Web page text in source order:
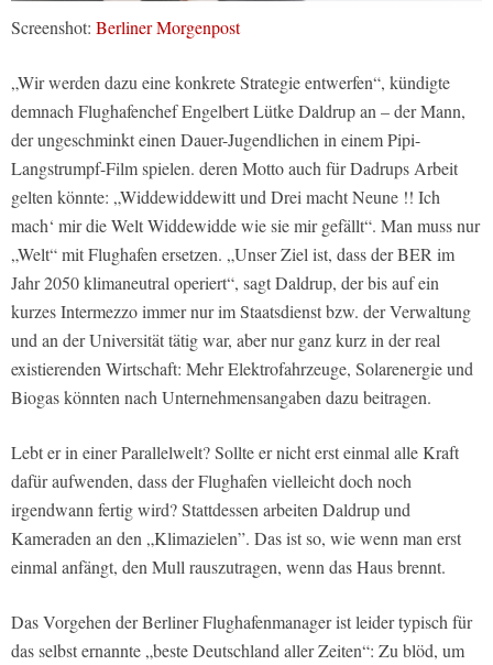
Screenshot: Berliner Morgenpost
„Wir werden dazu eine konkrete Strategie entwerfen“, kündigte
demnach Flughafenchef Engelbert Lütke Daldrup an – der Mann,
der ungeschminkt einen Dauer-Jugendlichen in einem Pipi-
Langstrumpf-Film spielen. deren Motto auch für Dadrups Arbeit
gelten könnte: „Widdewiddewitt und Drei macht Neune !! Ich
mach‘ mir die Welt Widdewidde wie sie mir gefällt“. Man muss nur
„Welt“ mit Flughafen ersetzen. „Unser Ziel ist, dass der BER im
Jahr 2050 klimaneutral operiert“, sagt Daldrup, der bis auf ein
kurzes Intermezzo immer nur im Staatsdienst bzw. der Verwaltung
und an der Universität tätig war, aber nur ganz kurz in der real
existierenden Wirtschaft: Mehr Elektrofahrzeuge, Solarenergie und
Biogas könnten nach Unternehmensangaben dazu beitragen.
Lebt er in einer Parallelwelt? Sollte er nicht erst einmal alle Kraft
dafür aufwenden, dass der Flughafen vielleicht doch noch
irgendwann fertig wird? Stattdessen arbeiten Daldrup und
Kameraden an den „Klimazielen”. Das ist so, wie wenn man erst
einmal anfängt, den Mull rauszutragen, wenn das Haus brennt.
Das Vorgehen der Berliner Flughafenmanager ist leider typisch für
das selbst ernannte „beste Deutschland aller Zeiten“: Zu blöd, um